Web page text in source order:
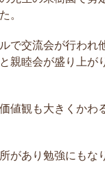
。
で交流会が行われ
親睦会が盛り上が
値観も大きくかわ
があり勉強にもな